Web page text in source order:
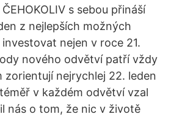
s sebou přináší
z nejlepších možných
nejen v roce 21.
nového odvětví patří vždy
zorientují nejrychlej 22. leden
v každém odvětví vzal
nás o tom, že nic v životě